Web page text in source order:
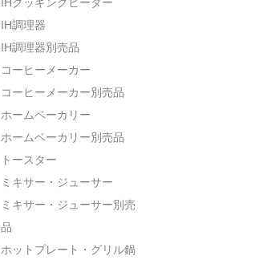
IH調理器
IH調理器別売品
コーヒーメーカー
コーヒーメーカー別売品
ホームベーカリー
ホームベーカリー別売品
トースター
ミキサー・ジューサー
ミキサー・ジューサー別売
品
ホットプレート・グリル鍋